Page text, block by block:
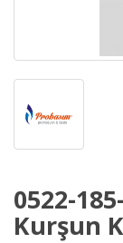
0522-
Kurşun